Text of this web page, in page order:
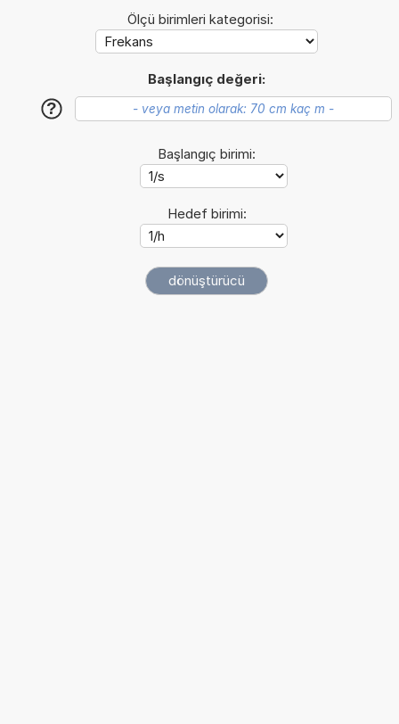
Ölçü birimleri kategorisi:
Başlangıç değeri:
?
Başlangıç birimi:
Hedef birimi: